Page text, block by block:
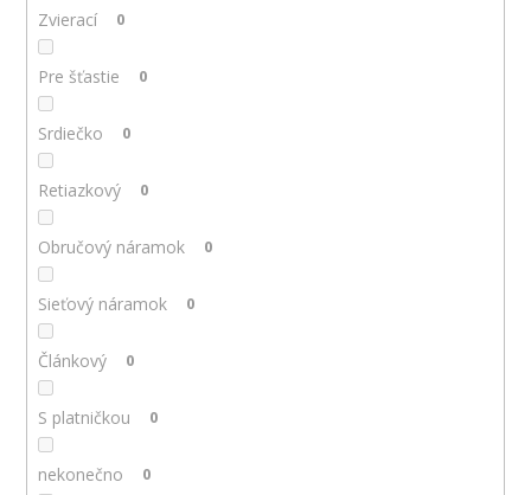
Zvierací 0
Pre šťastie 0
Srdiečko 0
Retiazkový 0
Obručový náramok 0
Sieťový náramok 0
Článkový 0
S platničkou 0
nekonečno 0